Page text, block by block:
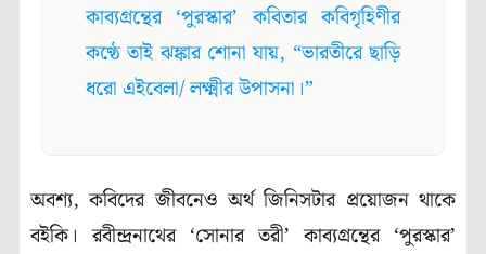
কাব্যগ্রন্থের ‘পুরস্কার’ কবিতার কবিগৃহিণীর
কণ্ঠে তাই ঝঙ্কার শোনা যায়, “ভারতীরে ছাড়ি
ধরো এইবেলা/ লক্ষ্মীর উপাসনা।”
অবশ্য, কবিদের জীবনেও অর্থ জিনিসটার প্রয়োজন থাকে
বইকি। রবীন্দ্রনাথের ‘সোনার তরী’ কাব্যগ্রন্থের ‘পুরস্কার’